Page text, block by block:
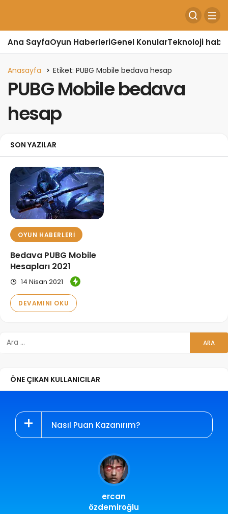
Ana SayfaOyun HaberleriGenel KonularTeknoloji
Anasayfa Etiket: PUBG Mobile bedava hesap
PUBG Mobile bedava
hesap
SON YAZILAR
OYUN HABERLERI
Bedava PUBG Mobile
Hesapları 2021
14 Nisan 2021
DEVAMINI OKU
ÖNE ÇIKAN KULLANICILAR
Nasıl Puan Kazanırım?
ercan
özdemiroğlu